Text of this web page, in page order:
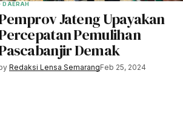
DAERAH
Jateng Upayakan
Pemulihan
Demak
Redaksi Lensa SemarangFeb 25, 2024